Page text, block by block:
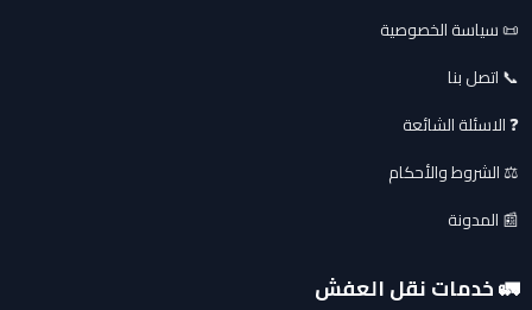
📜 سياسة الخصوصية
📞 اتصل بنا
❓ الاسئلة الشائعة
⚖️ الشروط والأحكام
📰 المدونة
🚛 خدمات نقل العفش